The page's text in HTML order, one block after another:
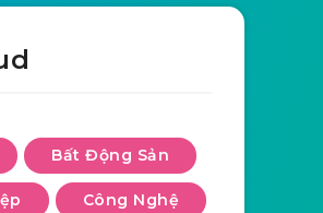
Bất Động Sản
Công Nghệ